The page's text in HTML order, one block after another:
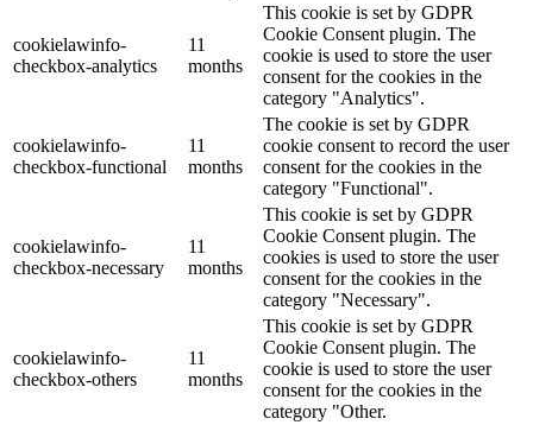
cookielawinfo-
checkbox-analytics
11
months
This cookie is set by GDPR
Cookie Consent plugin. The
cookie is used to store the user
consent for the cookies in the
category "Analytics".
cookielawinfo-
checkbox-functional
11
months
The cookie is set by GDPR
cookie consent to record the user
consent for the cookies in the
category "Functional".
cookielawinfo-
checkbox-necessary
11
months
This cookie is set by GDPR
Cookie Consent plugin. The
cookies is used to store the user
consent for the cookies in the
category "Necessary".
cookielawinfo-
checkbox-others
11
months
This cookie is set by GDPR
Cookie Consent plugin. The
cookie is used to store the user
consent for the cookies in the
category "Other.